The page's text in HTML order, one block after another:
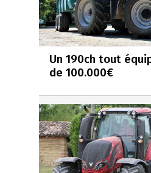
Un 190ch tout
de 100.000€